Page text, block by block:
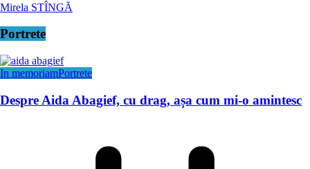
Mirela STÎNGĂ
Portrete
In memoriamPortrete
Despre Aida Abagief, cu drag, așa cum mi-o amintesc